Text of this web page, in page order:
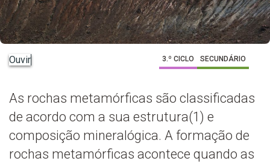
Ouvir 3.º CICLO SECUNDÁRIO
As rochas metamórficas são classificadas
de acordo com a sua estrutura(1) e
composição mineralógica. A formação de
rochas metamórficas acontece quando as